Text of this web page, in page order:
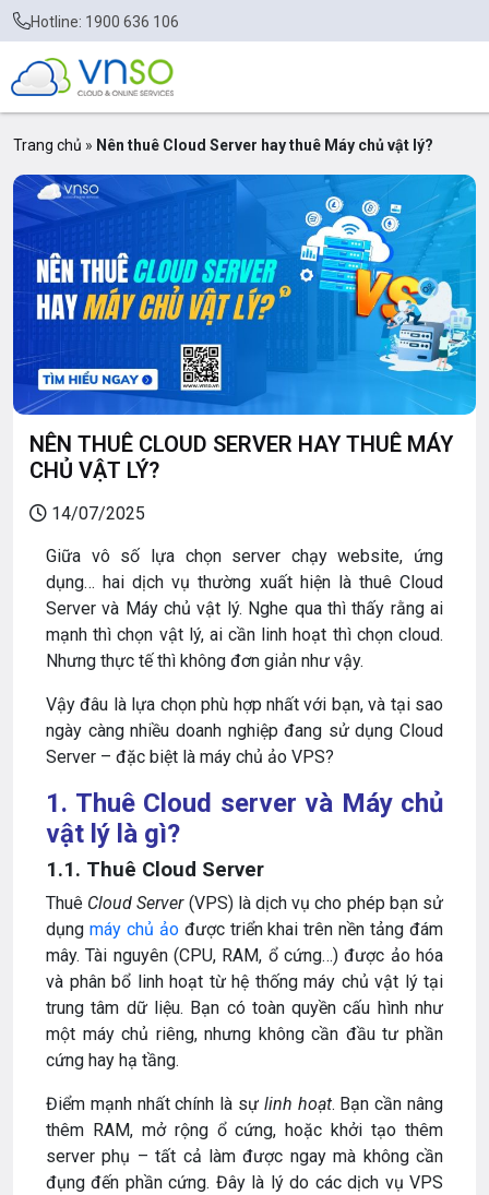
Hotline: 1900 636 106
Trang chủ » Nên thuê Cloud Server hay thuê Máy chủ vật lý?
NÊN THUÊ CLOUD SERVER HAY THUÊ MÁY
CHỦ VẬT LÝ?
14/07/2025
Giữa vô số lựa chọn server chạy website, ứng
dụng… hai dịch vụ thường xuất hiện là thuê Cloud
Server và Máy chủ vật lý. Nghe qua thì thấy rằng ai
mạnh thì chọn vật lý, ai cần linh hoạt thì chọn cloud.
Nhưng thực tế thì không đơn giản như vậy.
Vậy đâu là lựa chọn phù hợp nhất với bạn, và tại sao
ngày càng nhiều doanh nghiệp đang sử dụng Cloud
Server – đặc biệt là máy chủ ảo VPS?
1. Thuê Cloud server và Máy chủ
vật lý là gì?
1.1. Thuê Cloud Server
Thuê Cloud Server(VPS) là dịch vụ cho phép bạn sử
dụng máy chủ ảođược triển khai trên nền tảng đám
mây. Tài nguyên (CPU, RAM, ổ cứng…) được ảo hóa
và phân bổ linh hoạt từ hệ thống máy chủ vật lý tại
trung tâm dữ liệu. Bạn có toàn quyền cấu hình như
một máy chủ riêng, nhưng không cần đầu tư phần
cứng hay hạ tầng.
Điểm mạnh nhất chính là sự linh hoạt. Bạn cần nâng
thêm RAM, mở rộng ổ cứng, hoặc khởi tạo thêm
server phụ – tất cả làm được ngay mà không cần
đụng đến phần cứng. Đây là lý do các dịch vụ VPS